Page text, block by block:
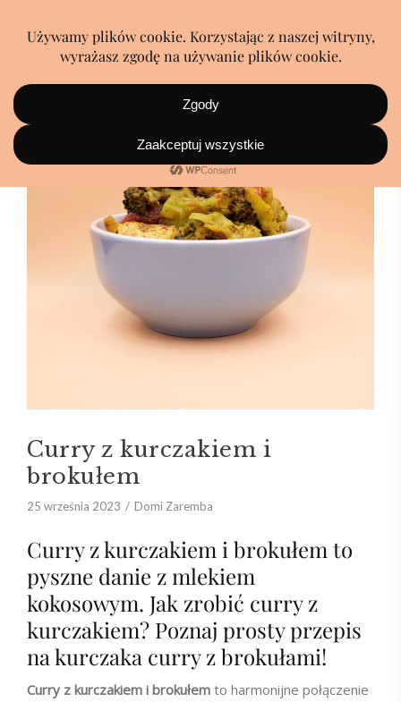
Curry z kurczakiem i
brokułem
25 września 2023 Domi Zaremba
Curry z kurczakiem i brokułem to
pyszne danie z mlekiem
kokosowym. Jak zrobić curry z
kurczakiem? Poznaj prosty przepis
na kurczaka curry z brokułami!
Curry z kurczakiem i brokułem to harmonijne połączenie